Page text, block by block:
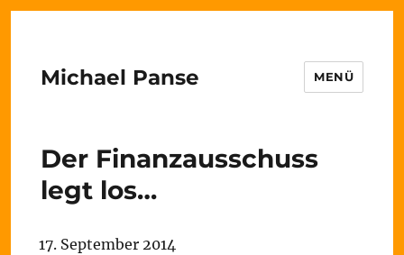
Michael Panse MENÜ
Der Finanzausschuss
legt los…
17. September 2014